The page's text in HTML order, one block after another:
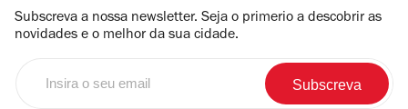
Subscreva a nossa newsletter. Seja o primerio a descobrir as
novidades e o melhor da sua cidade.